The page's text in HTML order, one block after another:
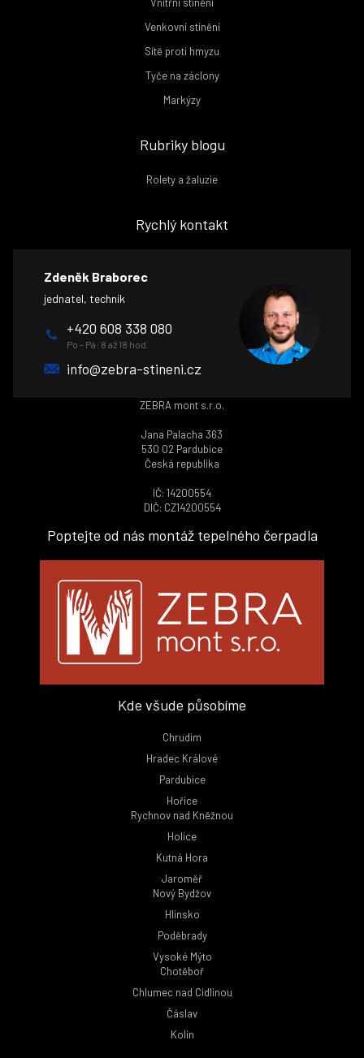
Venkovní stínění
Sítě proti hmyzu
Tyče na záclony
Markýzy
Rubriky blogu
Rolety a žaluzie
Rychlý kontakt
Zdeněk Braborec
jednatel, technik
+420 608 338 080
Po - Pá: 8 až 18 hod.
info@zebra-stineni.cz
ZEBRA mont s.r.o.
Jana Palacha 363
530 02 Pardubice
Česká republika
IČ: 14200554
DIČ: CZ14200554
Poptejte od nás montáž tepelného čerpadla
Kde všude působíme
Chrudim
Hradec Králové
Pardubice
Hořice
Rychnov nad Kněžnou
Holice
Kutná Hora
Jaroměř
Nový Bydžov
Hlinsko
Poděbrady
Vysoké Mýto
Chotěboř
Chlumec nad Cidlinou
Čáslav
Kolín